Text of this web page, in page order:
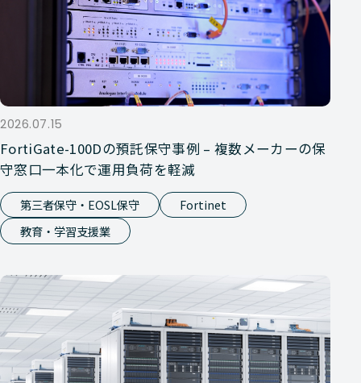
2026.07.15
FortiGate-100Dの預託保守事例 – 複数メーカーの保
守窓口一本化で運用負荷を軽減
第三者保守・EOSL保守
Fortinet
教育・学習支援業